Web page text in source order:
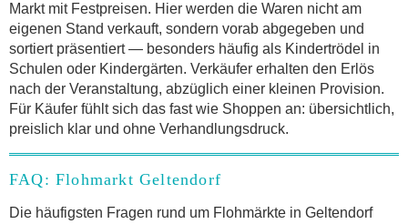
Markt mit Festpreisen. Hier werden die Waren nicht am
eigenen Stand verkauft, sondern vorab abgegeben und
sortiert präsentiert — besonders häufig als Kindertrödel in
Schulen oder Kindergärten. Verkäufer erhalten den Erlös
nach der Veranstaltung, abzüglich einer kleinen Provision.
Für Käufer fühlt sich das fast wie Shoppen an: übersichtlich,
preislich klar und ohne Verhandlungsdruck.
FAQ: Flohmarkt Geltendorf
Die häufigsten Fragen rund um Flohmärkte in Geltendorf